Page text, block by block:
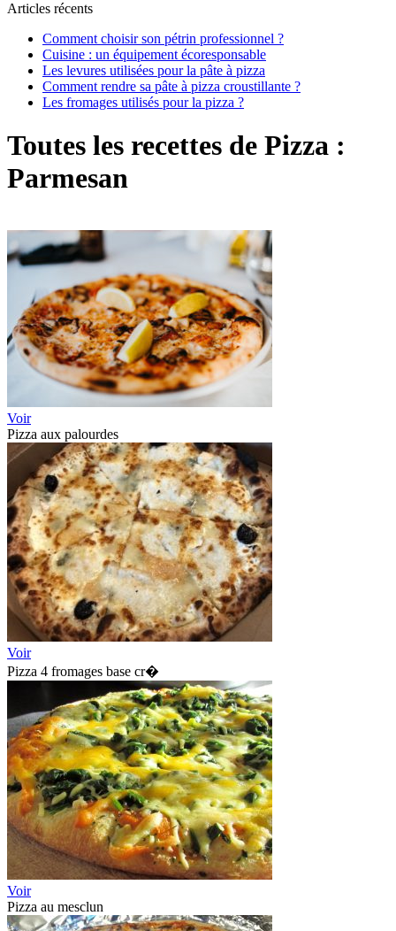
Articles récents
Comment choisir son pétrin professionnel ?
Cuisine : un équipement écoresponsable
Les levures utilisées pour la pâte à pizza
Comment rendre sa pâte à pizza croustillante ?
Les fromages utilisés pour la pizza ?
Toutes les recettes de Pizza :
Parmesan
Voir
Pizza aux palourdes
Voir
Pizza 4 fromages base cr�
Voir
Pizza au mesclun